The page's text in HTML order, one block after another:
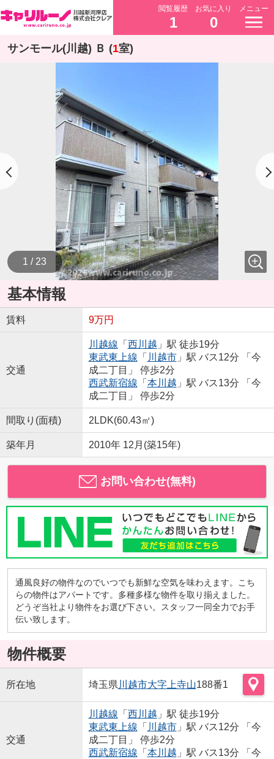
閲覧履歴
1
お気に入り
0
メニュー
サンモール(川越) Ｂ (1室)
1 / 23
基本情報
賃料 9万円
交通
川越線 「 西川越 」駅 徒歩19分
東武東上線 「 川越市」駅 バス12分 「今
成二丁目」 停歩2分
西武新宿線 「 本川越 」駅 バス13分 「今
成二丁目」 停歩2分
間取り(面積) 2LDK(60.43㎡)
築年月 2010年 12月(築15年)
お問い合わせ(無料)
通風良好の物件なのでいつでも新鮮な空気を味わえます。こち
らの物件はアパートです。多種多様な物件を取り揃えました。
どうぞ当社より物件をお選び下さい。スタッフ一同全力でお手
伝い致します。
物件概要
所在地 埼玉県 川越市大字上寺山188番1
交通
川越線 「 西川越 」駅 徒歩19分
東武東上線 「 川越市」駅 バス12分 「今
成二丁目」 停歩2分
西武新宿線 「 本川越 」駅 バス13分 「今